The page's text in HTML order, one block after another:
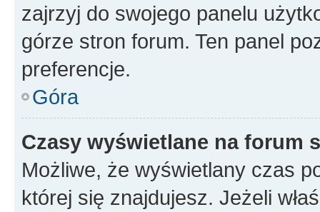
zajrzyj do swojego panelu
górze stron forum. Ten panel
preferencje.
Góra
Czasy wyświetlane na forum
Możliwe, że wyświetlany czas
której się znajdujesz. Jeżeli